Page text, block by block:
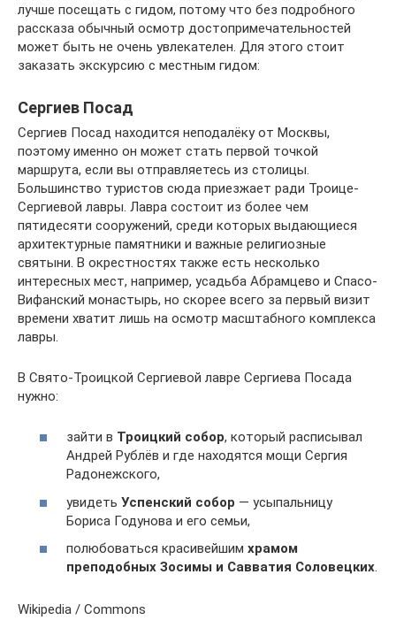
лучше посещать с гидом, потому что без подробного
рассказа обычный осмотр достопримечательностей
может быть не очень увлекателен. Для этого стоит
заказать экскурсию с местным гидом:
Сергиев Посад
Сергиев Посад находится неподалёку от Москвы,
поэтому именно он может стать первой точкой
маршрута, если вы отправляетесь из столицы.
Большинство туристов сюда приезжает ради Троице-
Сергиевой лавры. Лавра состоит из более чем
пятидесяти сооружений, среди которых выдающиеся
архитектурные памятники и важные религиозные
святыни. В окрестностях также есть несколько
интересных мест, например, усадьба Абрамцево и Спасо-
Вифанский монастырь, но скорее всего за первый визит
времени хватит лишь на осмотр масштабного комплекса
лавры.
В Свято-Троицкой Сергиевой лавре Сергиева Посада
нужно:
зайти в Троицкий собор, который расписывал
Андрей Рублёв и где находятся мощи Сергия
Радонежского,
увидеть Успенский собор — усыпальницу
Бориса Годунова и его семьи,
полюбоваться красивейшим храмом
преподобных Зосимы и Савватия Соловецких.
Wikipedia / Commons